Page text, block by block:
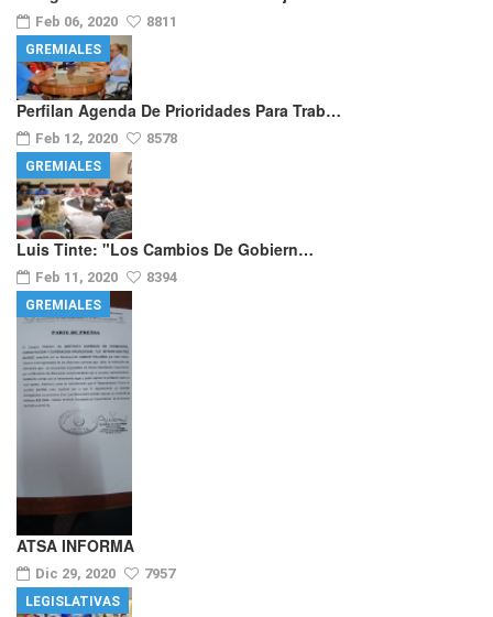
Feb 06, 2020 8811
Perfilan Agenda De Prioridades Para Trab…
Feb 12, 2020 8578
GREMIALES
Luis Tinte: "los Cambios De Gobiern…
Feb 11, 2020 8394
GREMIALES
ATSA INFORMA
Dic 29, 2020 7957
GREMIALES
LEGISLATIVAS